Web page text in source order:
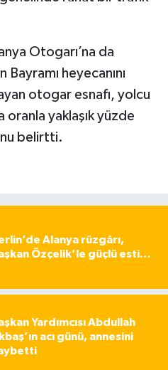
Otogarı’na da
Bayramı heyecanını
otogar esnafı, yolcu
oranla yaklaşık yüzde
belirtti.
Alanya rüzgârı,
Özçelik’le güçlü esti…
Yardımcısı Abdullah
acı günü, annesini